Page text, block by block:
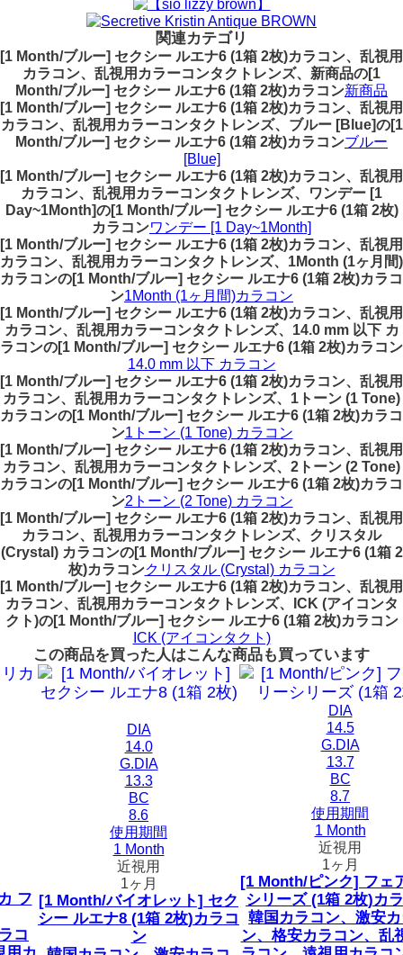
関連カテゴリ
[1 Month/ブルー] セクシー ルエナ6 (1箱 2枚)カラコン、乱視用
カラコン、乱視用カラーコンタクトレンズ、新商品の[1
Month/ブルー] セクシー ルエナ6 (1箱 2枚)カラコン新商品
[1 Month/ブルー] セクシー ルエナ6 (1箱 2枚)カラコン、乱視用
カラコン、乱視用カラーコンタクトレンズ、ブルー [Blue]の[1
Month/ブルー] セクシー ルエナ6 (1箱 2枚)カラコンブルー
[Blue]
[1 Month/ブルー] セクシー ルエナ6 (1箱 2枚)カラコン、乱視用
カラコン、乱視用カラーコンタクトレンズ、ワンデー [1
Day~1Month]の[1 Month/ブルー] セクシー ルエナ6 (1箱 2枚)
カラコンワンデー [1 Day~1Month]
[1 Month/ブルー] セクシー ルエナ6 (1箱 2枚)カラコン、乱視用
カラコン、乱視用カラーコンタクトレンズ、1Month (1ヶ月間)
カラコンの[1 Month/ブルー] セクシー ルエナ6 (1箱 2枚)カラコ
ン1Month (1ヶ月間)カラコン
[1 Month/ブルー] セクシー ルエナ6 (1箱 2枚)カラコン、乱視用
カラコン、乱視用カラーコンタクトレンズ、14.0 mm 以下 カ
ラコンの[1 Month/ブルー] セクシー ルエナ6 (1箱 2枚)カラコン
14.0 mm 以下 カラコン
[1 Month/ブルー] セクシー ルエナ6 (1箱 2枚)カラコン、乱視用
カラコン、乱視用カラーコンタクトレンズ、1トーン (1 Tone)
カラコンの[1 Month/ブルー] セクシー ルエナ6 (1箱 2枚)カラコ
ン1トーン (1 Tone) カラコン
[1 Month/ブルー] セクシー ルエナ6 (1箱 2枚)カラコン、乱視用
カラコン、乱視用カラーコンタクトレンズ、2トーン (2 Tone)
カラコンの[1 Month/ブルー] セクシー ルエナ6 (1箱 2枚)カラコ
ン2トーン (2 Tone) カラコン
[1 Month/ブルー] セクシー ルエナ6 (1箱 2枚)カラコン、乱視用
カラコン、乱視用カラーコンタクトレンズ、クリスタル
(Crystal) カラコンの[1 Month/ブルー] セクシー ルエナ6 (1箱 2
枚)カラコンクリスタル (Crystal) カラコン
[1 Month/ブルー] セクシー ルエナ6 (1箱 2枚)カラコン、乱視用
カラコン、乱視用カラーコンタクトレンズ、ICK (アイコンタ
クト)の[1 Month/ブルー] セクシー ルエナ6 (1箱 2枚)カラコン
ICK (アイコンタクト)
この商品を買った人はこんな商品も買っています
G.DIA
使用期間
1 Month
近視用
[1 Month/バイオレット] セク
シー ルエナ8 (1箱 2枚)カラコ
G.DIA
使用期間
1 Month
近視用
[1 Month/ピンク] フェアリー
シリーズ (1箱 2枚)カラコン
韓国カラコン、激安カラコ
ン、格安カラコン、乱視用カ